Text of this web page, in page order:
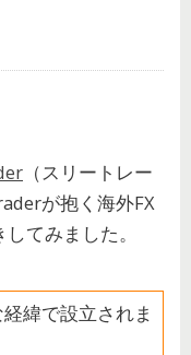
（スリートレー
が抱く海外FX
てみました。
緯で設立されま